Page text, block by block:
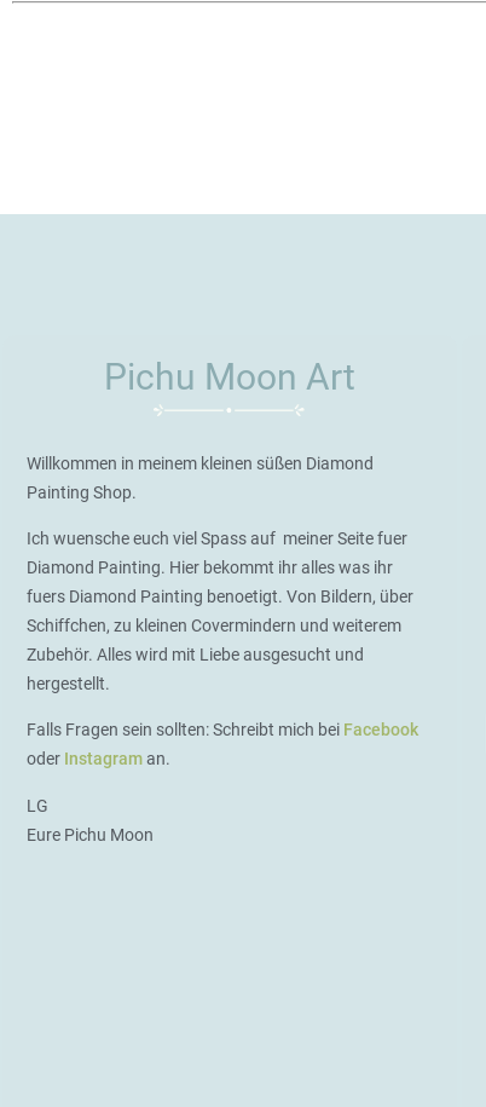
Pichu Moon Art
Willkommen in meinem kleinen süßen Diamond
Painting Shop.
Ich wuensche euch viel Spass auf meiner Seite fuer
Diamond Painting. Hier bekommt ihr alles was ihr
fuers Diamond Painting benoetigt. Von Bildern, über
Schiffchen, zu kleinen Covermindern und weiterem
Zubehör. Alles wird mit Liebe ausgesucht und
hergestellt.
Falls Fragen sein sollten: Schreibt mich bei Facebook
oder Instagraman.
LG
Eure Pichu Moon